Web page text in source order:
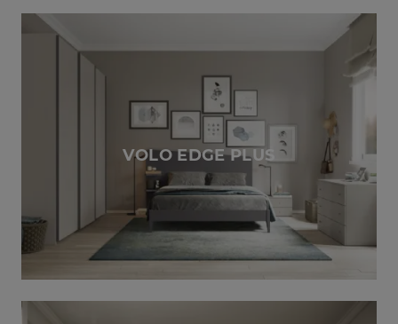
VOLO EDGE PLUS